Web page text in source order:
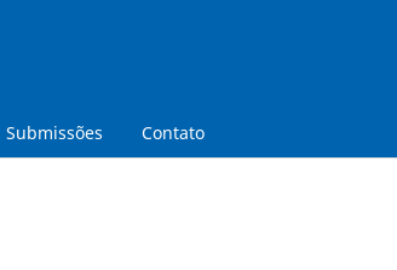
Submissões Contato